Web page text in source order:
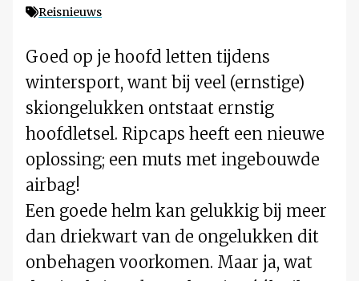
Reisnieuws
Goed op je hoofd letten tijdens
wintersport, want bij veel (ernstige)
skiongelukken ontstaat ernstig
hoofdletsel. Ripcaps heeft een nieuwe
oplossing; een muts met ingebouwde
airbag!
Een goede helm kan gelukkig bij meer
dan driekwart van de ongelukken dit
onbehagen voorkomen. Maar ja, wat